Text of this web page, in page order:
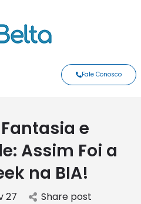
Fale Conosco
e
Assim Foi a
na BIA!
27 Share post